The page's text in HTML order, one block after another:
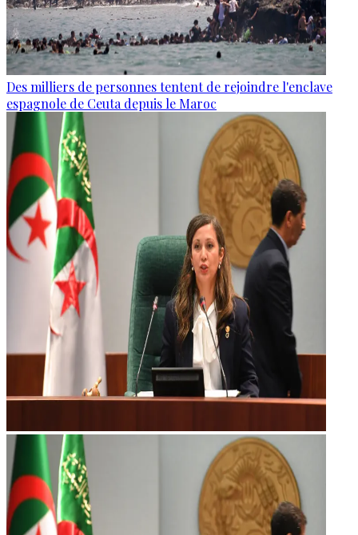
Des milliers de personnes tentent de rejoindre l'enclave
espagnole de Ceuta depuis le Maroc